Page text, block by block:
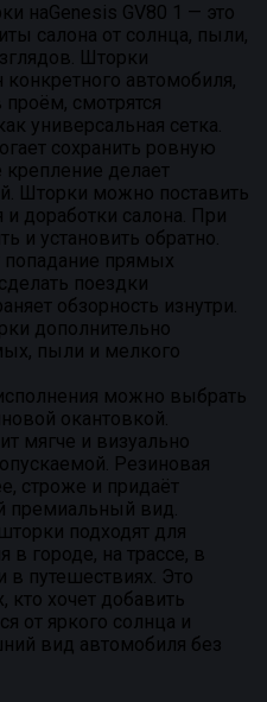
наGenesis GV80 1 — это
салона от солнца, пыли,
Шторки
автомобиля,
смотрятся
универсальная сетка.
сохранить ровную
делает
Шторки можно поставить
доработки салона. При
и установить обратно.
попадание прямых
поездки
обзорность изнутри.
дополнительно
пыли и мелкого
можно выбрать
окантовкой.
мягче и визуально
Резиновая
строже и придаёт
премиальный вид.
подходят для
городе, на трассе, в
в путешествиях. Это
кто хочет добавить
от яркого солнца и
вид автомобиля без